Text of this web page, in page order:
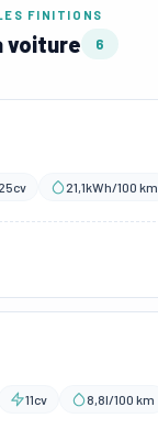
FINITIONS
voiture 6
25cv 21,1kWh/100 km
11cv 8,8l/100 km